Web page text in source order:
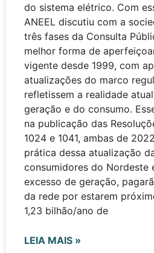
do sistema elétrico. Com
ANEEL discutiu com a
três fases da Consulta
melhor forma de
vigente desde 1999, com
atualizações do marco
refletissem a realidade
geração e do consumo.
na publicação das
1024 e 1041, ambas de
prática dessa atualização
consumidores do Nordeste
excesso de geração,
da rede por estarem
1,23 bilhão/ano de
LEIA MAIS »